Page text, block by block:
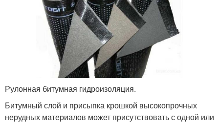
Рулонная битумная гидроизоляция.
Битумный слой и присыпка крошкой высокопрочных
нерудных материалов может присутствовать с одной или